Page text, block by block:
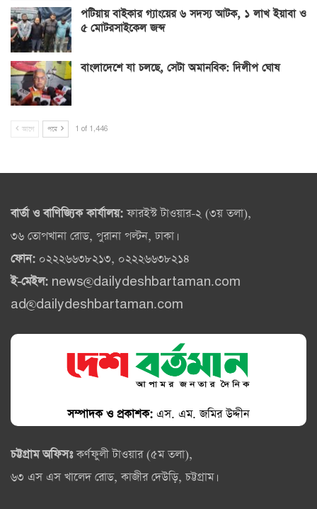
পটিয়ায় বাইকার গ্যাংয়ের ৬ সদস্য আটক, ১ লাখ ইয়াবা ও
৫ মোটরসাইকেল জব্দ
বাংলাদেশে যা চলছে, সেটা অমানবিক: দিলীপ ঘোষ
আগে পরে 1 of 1,446
বার্তা ও বাণিজ্যিক কার্যালয়:ফারইস্ট টাওয়ার-২ (৩য় তলা),
৩৬ তোপখানা রোড, পুরানা পল্টন, ঢাকা।
ফোন: ০২২২৬৬৩৮২১৩, ০২২২৬৬৩৮২১৪
ই-মেইল: news@dailydeshbartaman.com
ad@dailydeshbartaman.com
সম্পাদক ও প্রকাশক: এস. এম. জমির উদ্দীন
চট্টগ্রাম অফিসঃকর্ণফুলী টাওয়ার (৫ম তলা),
৬৩ এস এস খালেদ রোড, কাজীর দেউড়ি, চট্টগ্রাম।